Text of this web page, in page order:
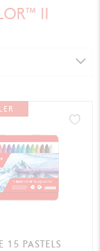
II
15 PASTELS